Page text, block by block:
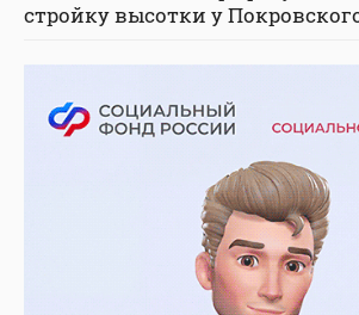
стройку высотки у